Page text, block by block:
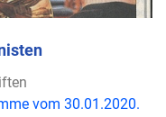
vom 30.01.2020.